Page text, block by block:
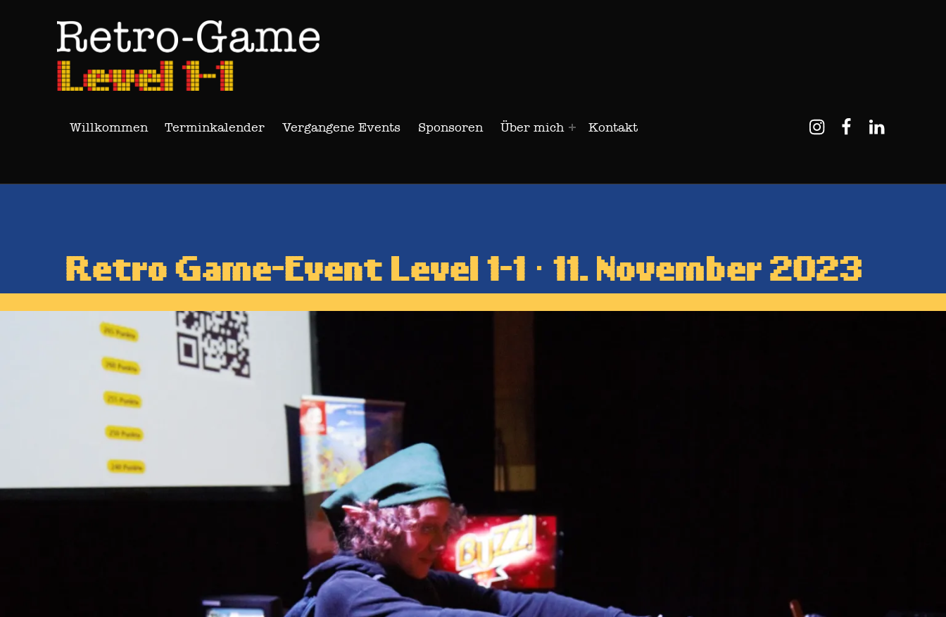
Willkommen Terminkalender Vergangene Events Sponsoren Über mich Kontakt
Retro Game-Event Level 1-1 · 11. November 2023